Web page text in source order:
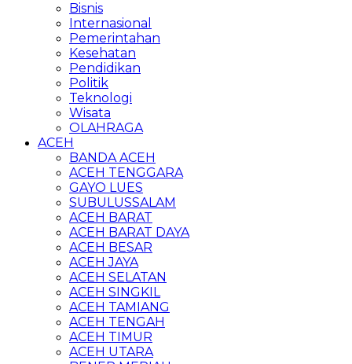
Bisnis
Internasional
Pemerintahan
Kesehatan
Pendidikan
Politik
Teknologi
Wisata
OLAHRAGA
ACEH
BANDA ACEH
ACEH TENGGARA
GAYO LUES
SUBULUSSALAM
ACEH BARAT
ACEH BARAT DAYA
ACEH BESAR
ACEH JAYA
ACEH SELATAN
ACEH SINGKIL
ACEH TAMIANG
ACEH TENGAH
ACEH TIMUR
ACEH UTARA